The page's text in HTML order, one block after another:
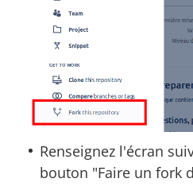
Renseignez l'écran
bouton "Faire un fork